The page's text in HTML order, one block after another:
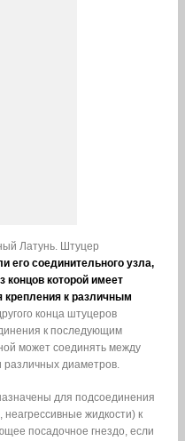
Латунь. Штуцер
его соединительного узла,
концов которой имеет
к различным
конца штуцеров
к последующим
может соединять между
различных диаметров.
для подсоединения
жидкости) к
посадочное гнездо, если